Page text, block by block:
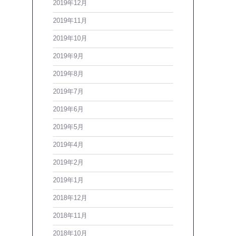
2019年12月
2019年11月
2019年10月
2019年9月
2019年8月
2019年7月
2019年6月
2019年5月
2019年4月
2019年2月
2019年1月
2018年12月
2018年11月
2018年10月